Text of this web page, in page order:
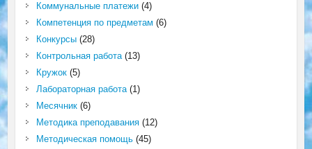
Коммунальные платежи(4)
Компетенция по предметам (6)
Конкурсы(28)
Контрольная работа(13)
Кружок(5)
Лабораторная работа(1)
Месячник(6)
Методика преподавания(12)
Методическая помощь(45)